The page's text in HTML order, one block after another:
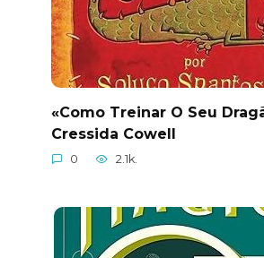
«Como Treinar O Seu
Cressida Cowell
0 2.1k.